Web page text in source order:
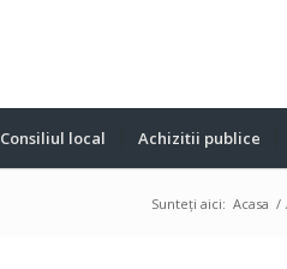
Consiliul local Achizitii publice
Sunteți aici: Acasa /